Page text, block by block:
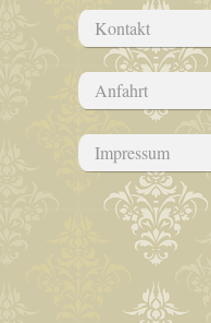
Kontakt
Anfahrt
Impressum